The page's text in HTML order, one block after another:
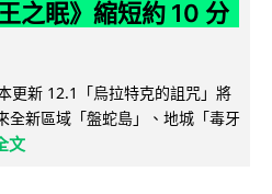
之眠》縮短約 10 分
更新 12.1「烏拉特克的詛咒」將
全新區域「盤蛇島」、地城「毒牙
文